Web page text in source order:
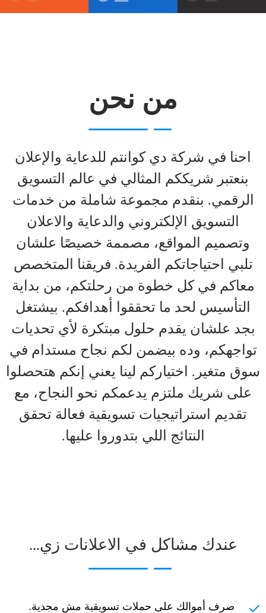
من نحن
احنا في شركة دي كوانتم للدعاية والإعلان
بنعتبر شريككم المثالي في عالم التسويق
الرقمي. بنقدم مجموعة شاملة من خدمات
التسويق الإلكتروني والدعاية والاعلان
وتصميم المواقع، مصممة خصيصًا علشان
تلبي احتياجاتكم الفريدة. فريقنا المتخصص
معاكم في كل خطوة من رحلتكم، من بداية
التأسيس لحد ما تحققوا أهدافكم. بيشتغل
بجد علشان يقدم حلول مبتكرة لأي تحديات
تواجهكم، وده بيضمن لكم نجاح مستدام في
سوق متغير. اختياركم لينا يعني إنكم هتحصلوا
على شريك ملتزم يدعمكم نحو النجاح، مع
تقديم استراتيجيات تسويقية فعالة تحقق
النتائج اللي بتدوروا عليها.
عندك مشاكل في الاعلانات زي...
صرف أموالك على حملات تسويقية مش مجدية.